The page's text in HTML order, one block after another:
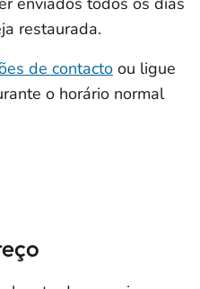
restaurada.
de contacto ou ligue
o horário normal